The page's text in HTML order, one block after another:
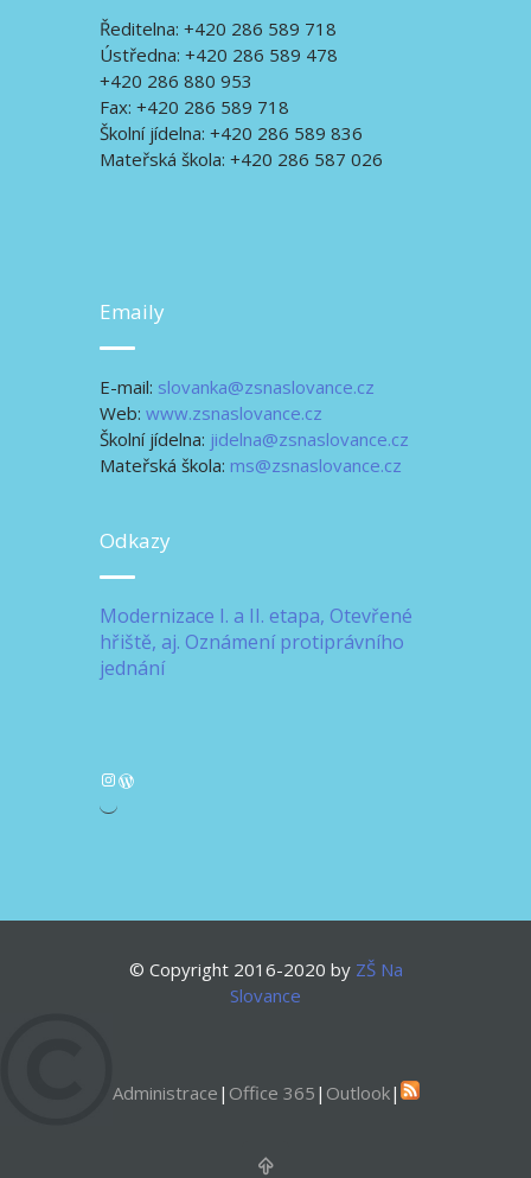
Ředitelna: +420 286 589 718
Ústředna: +420 286 589 478
+420 286 880 953
Fax: +420 286 589 718
Školní jídelna: +420 286 589 836
Mateřská škola: +420 286 587 026
Emaily
E-mail: slovanka@zsnaslovance.cz
Web: www.zsnaslovance.cz
Školní jídelna: jidelna@zsnaslovance.cz
Mateřská škola: ms@zsnaslovance.cz
Odkazy
Modernizace I. a II. etapa, Otevřené
hřiště, aj. Oznámení protiprávního
jednání
Instagram
© Copyright 2016-2020 by ZŠ Na
Slovance
Administrace | Office 365 | Outlook|